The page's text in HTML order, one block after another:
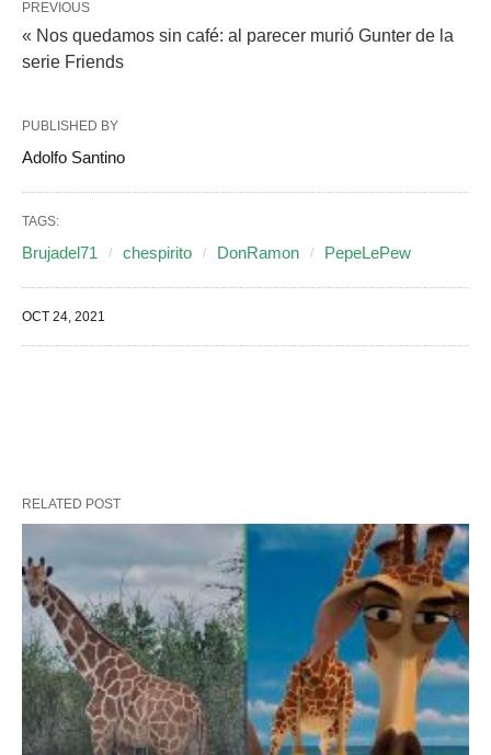
PREVIOUS
« Nos quedamos sin café: al parecer murió Gunter de la
serie Friends
PUBLISHED BY
Adolfo Santino
TAGS:
Brujadel71 chespirito DonRamon PepeLePew
OCT 24, 2021
RELATED POST